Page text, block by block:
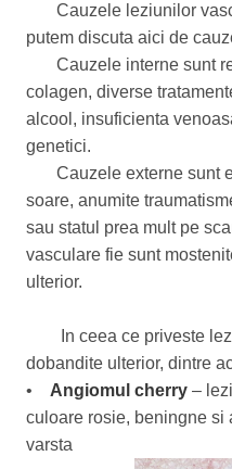
Cauzele leziunilor
putem discuta aici de
Cauzele interne sunt
colagen, diverse
alcool, insuficienta
genetici.
Cauzele externe sunt
soare, anumite
sau statul prea mult pe
vasculare fie sunt
ulterior.
In ceea ce priveste
dobandite ulterior, dintre
•
Angiomul cherry –
culoare rosie, beningne si
varsta